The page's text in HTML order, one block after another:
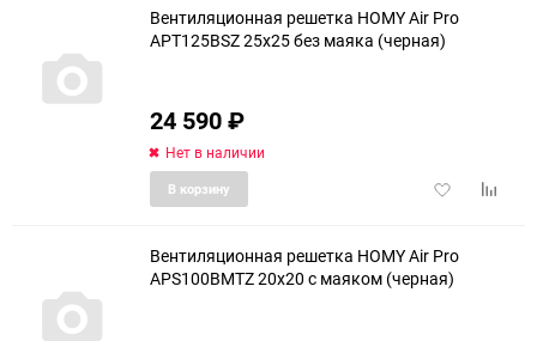
Вентиляционная решетка HOMY Air Pro
APT125BSZ 25x25 без маяка (черная)
24 590₽
Нет в наличии
Добавить
В корзину
Вентиляционная решетка HOMY Air Pro
APS100BMTZ 20x20 с маяком (черная)